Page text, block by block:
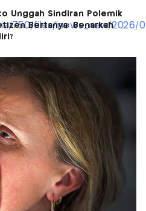
Unggah Sindiran Polemik
Bertanya: Benarkah